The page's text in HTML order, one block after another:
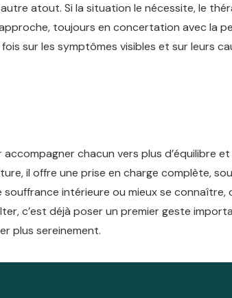
atout. Si la situation le nécessite, le
toujours en concertation avec la
sur les symptômes visibles et sur leurs
chacun vers plus d’équilibre et
il offre une prise en charge complète,
intérieure ou mieux se
c’est déjà poser un premier geste
plus sereinement.